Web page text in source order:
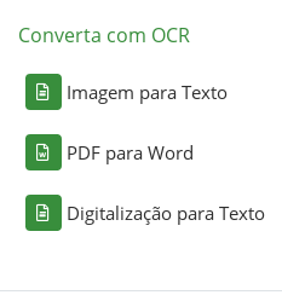
Converta com OCR
Imagem para Texto
PDF para Word
Digitalização para Texto